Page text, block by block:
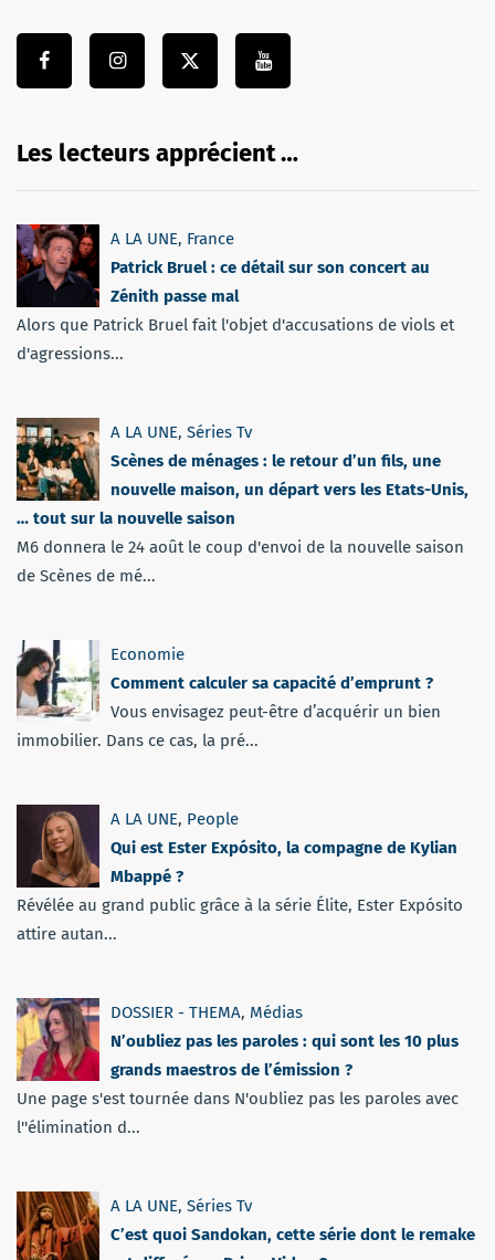
Les lecteurs apprécient …
A LA UNE, France
Patrick Bruel : ce détail sur son concert au
Zénith passe mal
Alors que Patrick Bruel fait l'objet d'accusations de viols et
d'agressions...
A LA UNE, Séries Tv
Scènes de ménages : le retour d’un fils, une
nouvelle maison, un départ vers les Etats-Unis,
… tout sur la nouvelle saison
M6 donnera le 24 août le coup d'envoi de la nouvelle saison
de Scènes de mé...
Economie
Comment calculer sa capacité d’emprunt ?
Vous envisagez peut-être d’acquérir un bien
immobilier. Dans ce cas, la pré...
A LA UNE, People
Qui est Ester Expósito, la compagne de Kylian
Mbappé ?
Révélée au grand public grâce à la série Élite, Ester Expósito
attire autan...
DOSSIER - THEMA, Médias
N’oubliez pas les paroles : qui sont les 10 plus
grands maestros de l’émission ?
Une page s'est tournée dans N'oubliez pas les paroles avec
l''élimination d...
A LA UNE, Séries Tv
C’est quoi Sandokan, cette série dont le remake